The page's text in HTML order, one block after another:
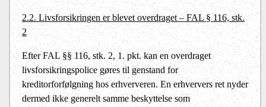
2.2. Livsforsikringen er blevet overdraget – FAL § 116, stk.
2
Efter FAL §§ 116, stk. 2, 1. pkt. kan en overdraget
livsforsikringspolice gøres til genstand for
kreditorforfølgning hos erhververen. En erhververs ret nyder
dermed ikke generelt samme beskyttelse som